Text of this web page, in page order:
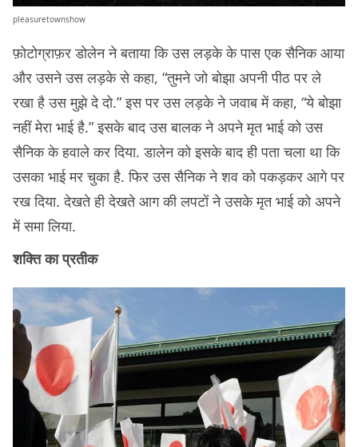
pleasuretownshow
फ़ोटोग्राफ़र डोलेन ने बताया कि उस लड़के के पास एक सैनिक आया
और उसने उस लड़के से कहा, “तुमने जो बोझा अपनी पीठ पर ले
रखा है उस मुझे दे दो.” इस पर उस लड़के ने जवाब में कहा, “ये बोझा
नहीं मेरा भाई है.” इसके बाद उस बालक ने अपने मृत भाई को उस
सैनिक के हवाले कर दिया. डालेन को इसके बाद ही पता चला था कि
उसका भाई मर चुका है. फिर उस सैनिक ने शव को पकड़कर आगे पर
रख दिया. देखते ही देखते आग की लपटों ने उसके मृत भाई को अपने
में समा लिया.
शक्ति का प्रतीक